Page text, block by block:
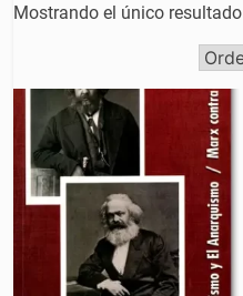
Mostrando el único resultado